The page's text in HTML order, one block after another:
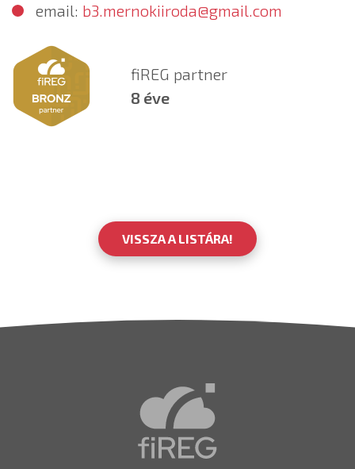
email: b3.mernokiiroda@gmail.com
fiREG partner
8 éve
VISSZA A LISTÁRA!